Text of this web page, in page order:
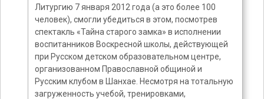
Литургию 7 января 2012 года (а это более 100
человек), смогли убедиться в этом, посмотрев
спектакль «Тайна старого замка» в исполнении
воспитанников Воскресной школы, действующей
при Русском детском образовательном центре,
организованном Православной общиной и
Русским клубом в Шанхае. Несмотря на тотальную
загруженность учебой, тренировками,